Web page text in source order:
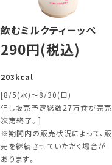
飲むミルクティーッペ
290円(税込)
203kcal
[8/5(水)～8/30(日)
但し販売予定総数27万食が完売
次第終了。]
※期間内の販売状況によって、販
売を継続させていただく場合が
あります。